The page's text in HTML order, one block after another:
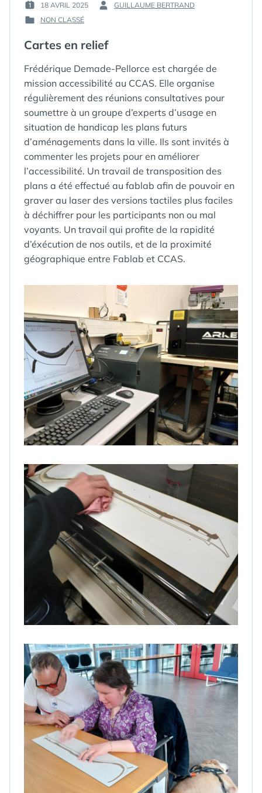
PUBLIÉ
LE :
18 AVRIL 2025
PAR :
GUILLAUME BERTRAND
PUBLIÉ
NON CLASSÉ
Cartes en relief
Frédérique Demade-Pellorce est chargée de
mission accessibilité au CCAS. Elle organise
régulièrement des réunions consultatives pour
soumettre à un groupe d’experts d’usage en
situation de handicap les plans futurs
d’aménagements dans la ville. Ils sont invités à
commenter les projets pour en améliorer
l’accessibilité. Un travail de transposition des
plans a été effectué au fablab afin de pouvoir en
graver au laser des versions tactiles plus faciles
à déchiffrer pour les participants non ou mal
voyants. Un travail qui profite de la rapidité
d’éxécution de nos outils, et de la proximité
géographique entre Fablab et CCAS.